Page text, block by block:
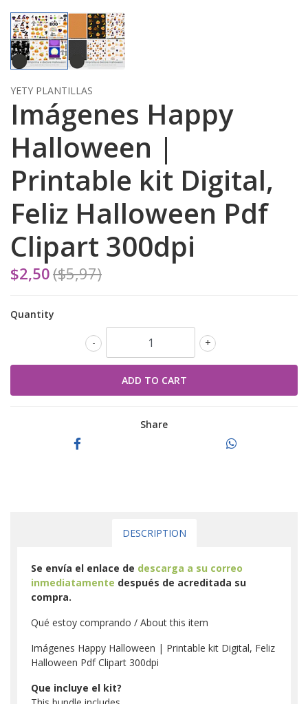
YETY PLANTILLAS
Imágenes Happy
Halloween |
Printable kit Digital,
Feliz Halloween Pdf
Clipart 300dpi
$2,50($5,97)
Quantity
+
-
Share
DESCRIPTION
Se envía el enlace de descarga a su correo
inmediatamente después de acreditada su
compra.
Qué estoy comprando / About this item
Imágenes Happy Halloween | Printable kit Digital, Feliz
Halloween Pdf Clipart 300dpi
Que incluye el kit?